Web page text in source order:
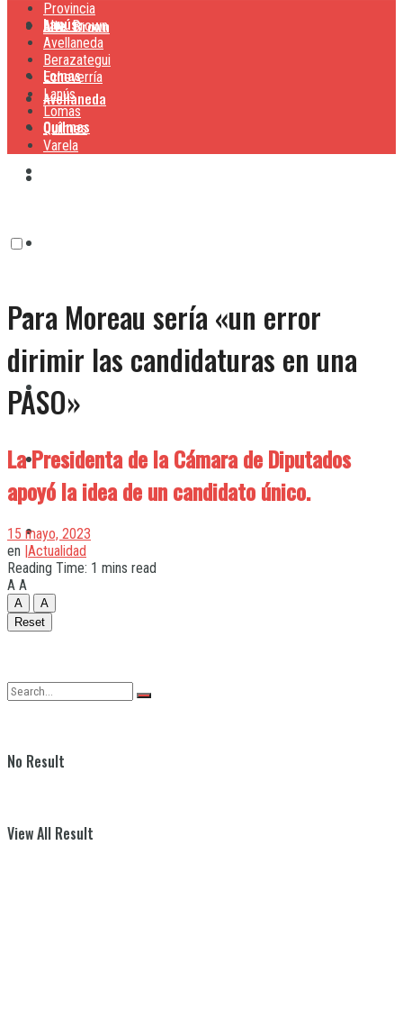
Lanús
Lomas
Quilmes
Alte. Brown
Avellaneda
Lanús
Lomas
Quilmes
Varela
No Result
View All Result
Provincia
Alte. Brown
Avellaneda
Berazategui
Echeverría
Lanús
Lomas
Quilmes
Varela
Para Moreau sería «un error
dirimir las candidaturas en una
PASO»
La Presidenta de la Cámara de Diputados
apoyó la idea de un candidato único.
15 mayo, 2023
en |Actualidad
Reading Time: 1 mins read
A A
A
A
Reset